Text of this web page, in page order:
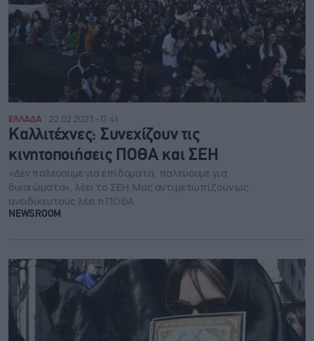
ΕΛΛΑΔΑ 22.02.2023 - 17:41
Καλλιτέχνες: Συνεχίζουν τις
κινητοποιήσεις ΠΟΘΑ και ΣΕΗ
«Δεν παλεύουμε για επιδόματα, παλεύουμε για
δικαιώματα», λέει το ΣΕΗ. Μας αντιμετωπίζουν ως
ανειδίκευτους λέει η ΠΟΘΑ
NEWSROOM